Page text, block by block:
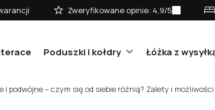
Zweryfikowane opinie: 4,9/5
Poduszki i kołdry Łóżka z
i podwójne – czym się od siebie różnią? Zalety i możliwości